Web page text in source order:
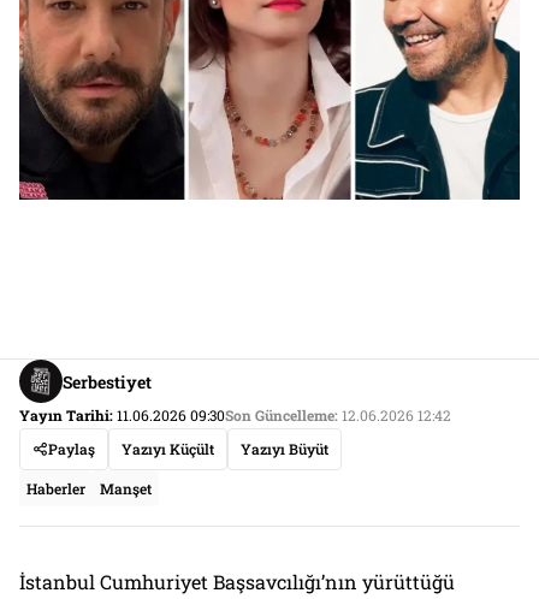
Serbestiyet
Yayın Tarihi:11.06.2026 09:30Son Güncelleme:12.06.2026 12:42
Paylaş
Yazıyı Küçült Yazıyı Büyüt
Haberler Manşet
İstanbul Cumhuriyet Başsavcılığı’nın yürüttüğü